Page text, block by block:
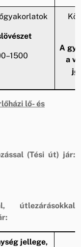
A
a
lő- és
(Tési út) jár:
útlezárásokkal
jellege,